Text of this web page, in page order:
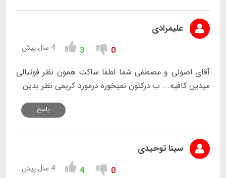
علیمرادی
0
3 4 سال پیش
آقای اصولی و مصطفی شما لطفا ساکت همون نظر فوتبالی
میدین کافیه... ب درکتون نمیخوره درمورد کریمی نظر بدین
پاسخ
سینا توحیدی
0
4 4 سال پیش